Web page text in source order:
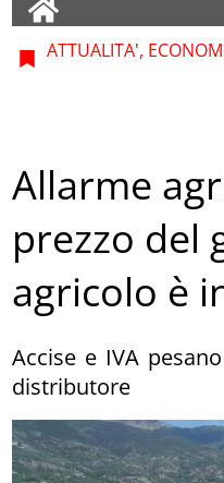
ATTUALITA',
Allarme
prezzo del
agricolo è
Accise e IVA
distributore